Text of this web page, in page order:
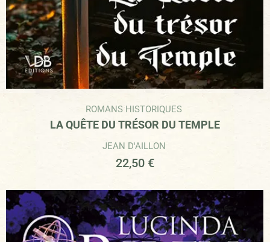
ROMANS HISTORIQUES
LA QUÊTE DU TRÉSOR DU TEMPLE
JEAN D'AILLON
22,50 €